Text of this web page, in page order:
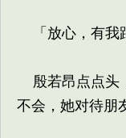
「放心，有我
殷若昂点点头
不会，她对待朋